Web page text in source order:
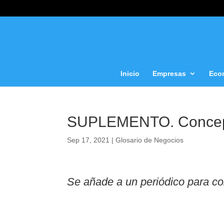
Inicio Empresas
SUPLEMENTO.
Sep 17, 2021 |Glosario de Negocios
Se añade a un periódico para